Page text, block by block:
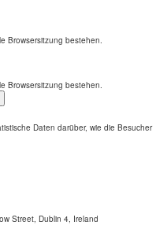
Browsersitzung bestehen.
Browsersitzung bestehen.
Daten darüber, wie die Besucher
Street, Dublin 4, Ireland